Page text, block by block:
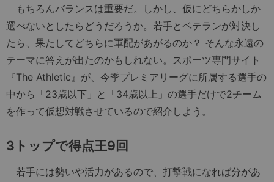
もちろんバランスは重要だ。しかし、仮にどちらかしか
選べないとしたらどうだろうか。若手とベテランが対決し
たら、果たしてどちらに軍配があがるのか？ そんな永遠の
テーマに答えが出たのかもしれない。スポーツ専門サイト
『The Athletic』が、今季プレミアリーグに所属する選手の
中から「23歳以下」と「34歳以上」の選手だけで2チーム
を作って仮想対戦させているので紹介しよう。
3トップで得点王9回
若手には勢いや活力があるので、打撃戦になれば分があ